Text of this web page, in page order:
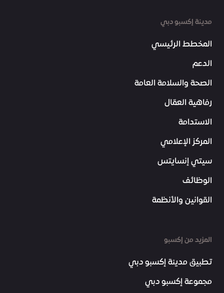
مدينة إكسبو دبي
المخطط الرئيسي
الدعم
الصحة والسلامة العامة
رفاهية العمّال
الاستدامة
المركز الإعلامي
سيتي إنسايتس
الوظائف
القوانين والأنظمة
المزيد من إكسبو
تطبيق مدينة إكسبو دبي
مجموعة إكسبو دبي